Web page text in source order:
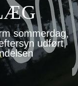
sommerdag,
udført,